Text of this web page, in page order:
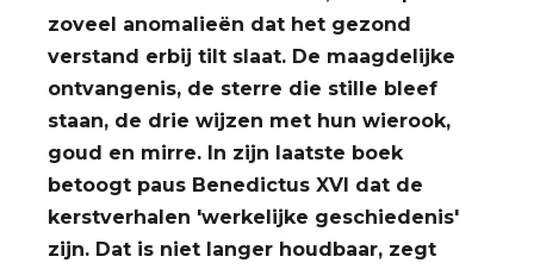
zoveel anomalieën dat het gezond
verstand erbij tilt slaat. De maagdelijke
ontvangenis, de sterre die stille bleef
staan, de drie wijzen met hun wierook,
goud en mirre. In zijn laatste boek
betoogt paus Benedictus XVI dat de
kerstverhalen 'werkelijke geschiedenis'
zijn. Dat is niet langer houdbaar, zegt